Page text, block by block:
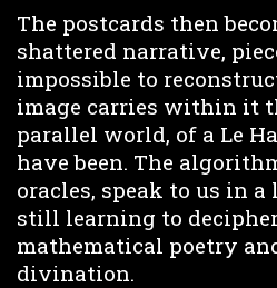
The postcards then
shattered narrative,
impossible to
image carries within it
parallel world, of a Le
have been. The
oracles, speak to us in a
still learning to
mathematical poetry
divination.